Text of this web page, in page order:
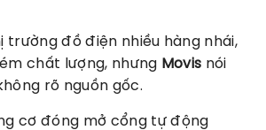
trường đồ điện nhiều hàng nhái,
chất lượng, nhưng Movis nói
rõ nguồn gốc.